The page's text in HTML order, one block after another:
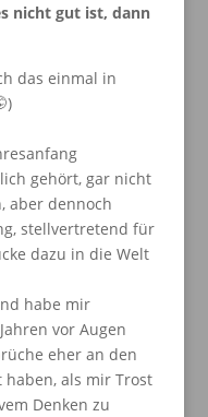
nicht gut ist, dann
das einmal in
gehört, gar nicht
aber dennoch
stellvertretend für
dazu in die Welt
habe mir
vor Augen
eher an den
haben, als mir Trost
Denken zu